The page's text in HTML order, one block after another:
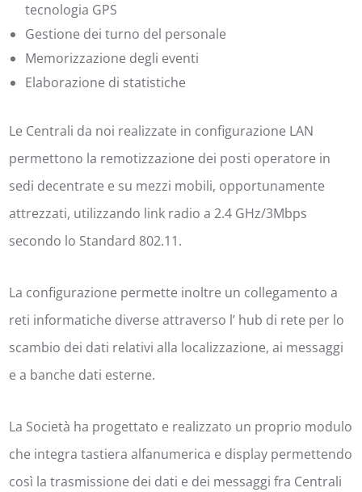
tecnologia GPS
Gestione dei turno del personale
Memorizzazione degli eventi
Elaborazione di statistiche
Le Centrali da noi realizzate in configurazione LAN
permettono la remotizzazione dei posti operatore in
sedi decentrate e su mezzi mobili, opportunamente
attrezzati, utilizzando link radio a 2.4 GHz/3Mbps
secondo lo Standard 802.11.
La configurazione permette inoltre un collegamento a
reti informatiche diverse attraverso l’ hub di rete per lo
scambio dei dati relativi alla localizzazione, ai messaggi
e a banche dati esterne.
La Società ha progettato e realizzato un proprio modulo
che integra tastiera alfanumerica e display permettendo
così la trasmissione dei dati e dei messaggi fra Centrali